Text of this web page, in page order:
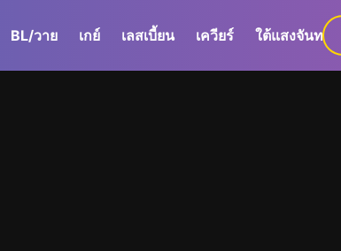
BL/วาย เกย์ เลสเบี้ยน เควียร์ ใต้แสงจันทร์